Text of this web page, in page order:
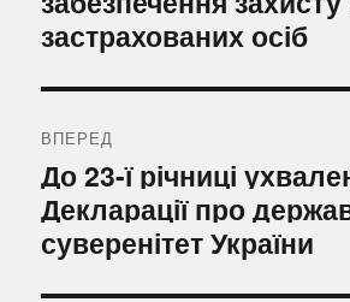
застрахованих осіб
ВПЕРЕД
Наступний
запис:
До 23-ї річниці
Декларації про
суверенітет України